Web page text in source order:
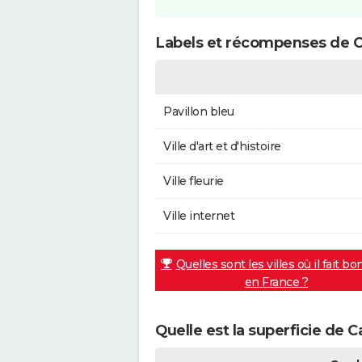
Labels et récompenses de
Pavillon bleu
Ville d'art et d'histoire
Ville fleurie
Ville internet
Quelles sont les villes où il fait
en France ?
Quelle est la superficie de